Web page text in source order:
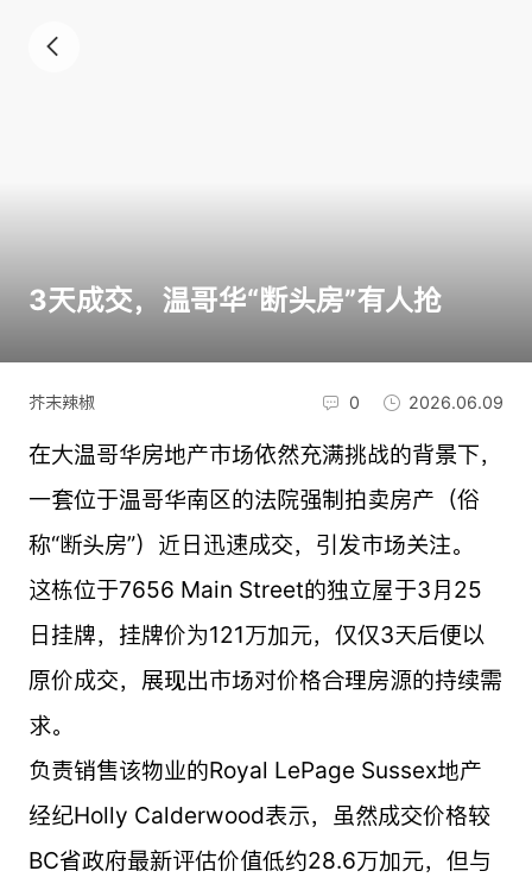
3天成交，温哥华“断头房”有人抢
芥末辣椒 0 2026.06.09
在大温哥华房地产市场依然充满挑战的背景下，
一套位于温哥华南区的法院强制拍卖房产（俗
称“断头房”）近日迅速成交，引发市场关注。
这栋位于7656 Main Street的独立屋于3月25
日挂牌，挂牌价为121万加元，仅仅3天后便以
原价成交，展现出市场对价格合理房源的持续需
求。
负责销售该物业的Royal LePage Sussex地产
经纪Holly Calderwood表示，虽然成交价格较
BC省政府最新评估价值低约28.6万加元，但与